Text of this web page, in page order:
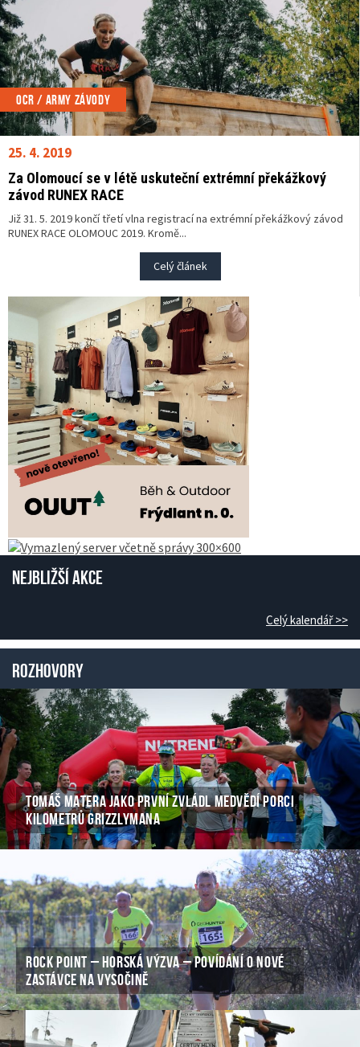
OCR / ARMY ZÁVODY
25. 4. 2019
Za Olomoucí se v létě uskuteční extrémní překážkový
závod RUNEX RACE
Již 31. 5. 2019 končí třetí vlna registrací na extrémní překážkový závod
RUNEX RACE OLOMOUC 2019. Kromě...
Celý článek
Nejbližší akce
Celý kalendář >>
Rozhovory
TOMÁŠ MATERA JAKO PRVNÍ ZVLÁDL MEDVĚDÍ PORCI
KILOMETRŮ GRIZZLYMANA
ROCK POINT – HORSKÁ VÝZVA – POVÍDÁNÍ O NOVÉ
ZASTÁVCE NA VYSOČINĚ